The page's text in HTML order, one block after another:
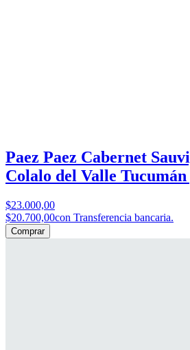
Paez Paez Cabernet
Colalo del Valle Tucumán
$23.000,00
$20.700,00con Transferencia bancaria.
Comprar